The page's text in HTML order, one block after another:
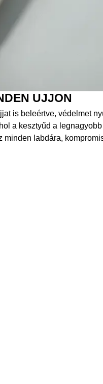
UJJON
is beleértve, védelmet
a kesztyűd a legnagyobb
minden labdára,